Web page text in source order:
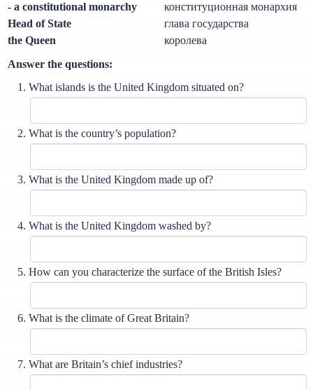
- a constitutional monarchy
конституционная монархия
Head of State
глава государства
the Queen
королева
Answer the questions:
What islands is the United Kingdom situated on?
What is the country’s population?
What is the United Kingdom made up of?
What is the United Kingdom washed by?
How can you characterize the surface of the British Isles?
What is the climate of Great Britain?
What are Britain’s chief industries?